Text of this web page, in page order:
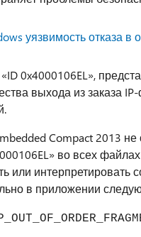
уязвимость отказа в
0x4000106EL»,
выхода из заказа
Compact 2013
во всех
или
в приложении